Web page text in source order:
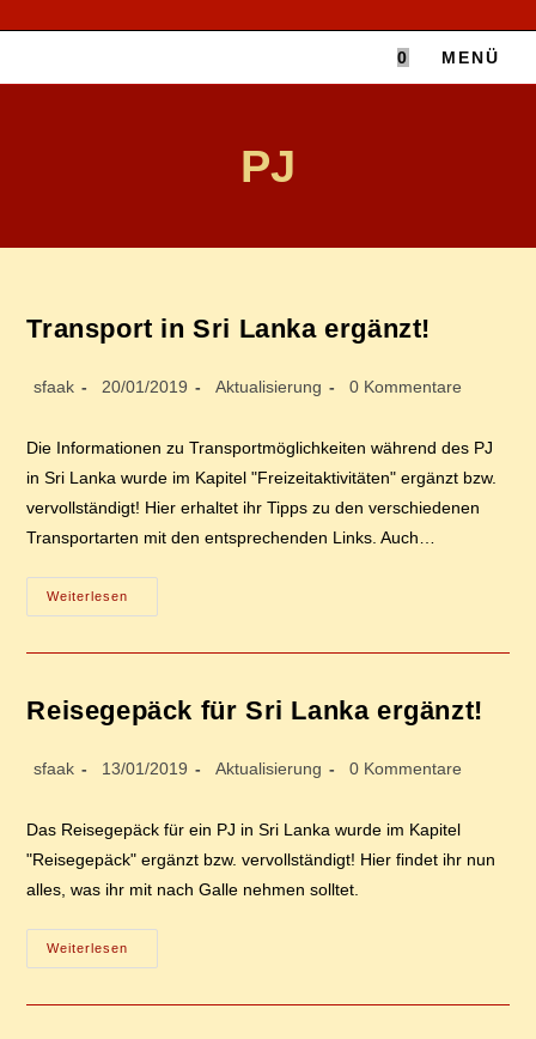
0 MENÜ
PJ
Trans­port in Sri Lan­ka ergänzt!
Beitrags-
sfaak
Beitrag
20/01/2019
Beitrags-
Aktualisierung
Beitrags-
0 Kommentare
Die Informationen zu Transportmöglichkeiten während des PJ
in Sri Lanka wurde im Kapitel "Freizeitaktivitäten" ergänzt bzw.
vervollständigt! Hier erhaltet ihr Tipps zu den verschiedenen
Transportarten mit den entsprechenden Links. Auch…
Weiterlesen
Port
Ergänzt!
Rei­se­ge­päck für Sri Lan­ka ergänzt!
Beitrags-
sfaak
Beitrag
13/01/2019
Beitrags-
Aktualisierung
Beitrags-
0 Kommentare
Das Reisegepäck für ein PJ in Sri Lanka wurde im Kapitel
"Reisegepäck" ergänzt bzw. vervollständigt! Hier findet ihr nun
alles, was ihr mit nach Galle nehmen solltet.
Weiterlesen
Se­